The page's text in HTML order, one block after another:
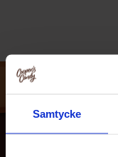
Samtycke